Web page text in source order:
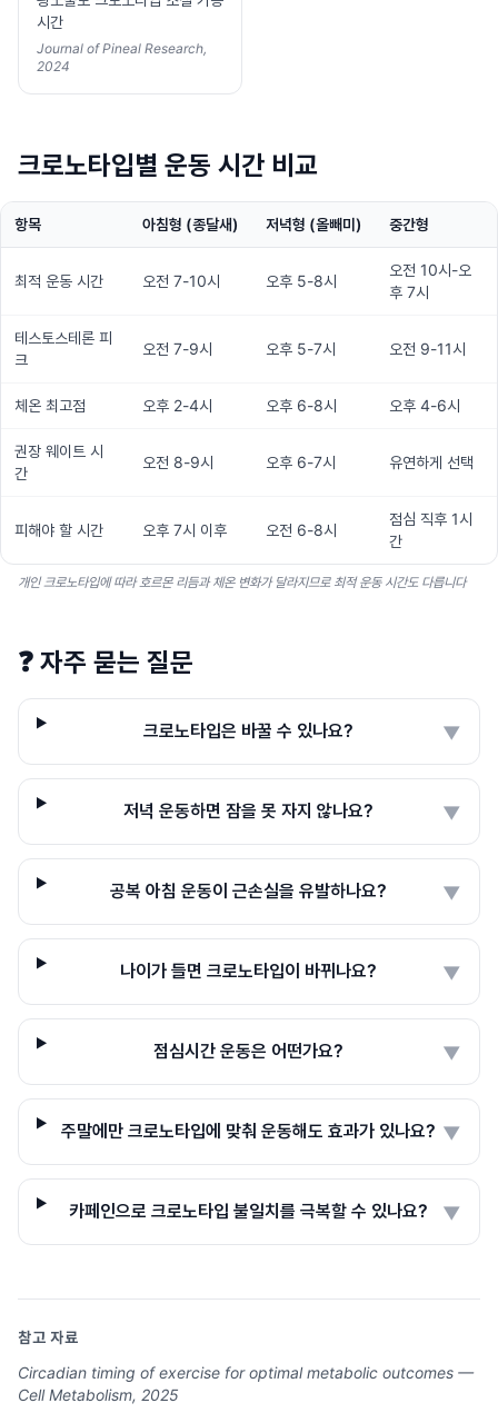
시간
Journal of Pineal Research,
2024
크로노타입별 운동 시간 비교
항목 아침형 (종달새) 저녁형 (올빼미) 중간형
최적 운동 시간 오전 7-10시 오후 5-8시
오전 10시-오
후 7시
테스토스테론 피
크
오전 7-9시 오후 5-7시 오전 9-11시
체온 최고점 오후 2-4시 오후 6-8시 오후 4-6시
권장 웨이트 시
간
오전 8-9시 오후 6-7시 유연하게 선택
피해야 할 시간 오후 7시 이후 오전 6-8시
점심 직후 1시
간
개인 크로노타입에 따라 호르몬 리듬과 체온 변화가 달라지므로 최적 운동 시간도 다릅니다
❓ 자주 묻는 질문
크로노타입은 바꿀 수 있나요? ▼
저녁 운동하면 잠을 못 자지 않나요? ▼
공복 아침 운동이 근손실을 유발하나요? ▼
나이가 들면 크로노타입이 바뀌나요? ▼
점심시간 운동은 어떤가요? ▼
주말에만 크로노타입에 맞춰 운동해도 효과가 있나요? ▼
카페인으로 크로노타입 불일치를 극복할 수 있나요? ▼
참고 자료
Circadian timing of exercise for optimal metabolic outcomes —
Cell Metabolism, 2025